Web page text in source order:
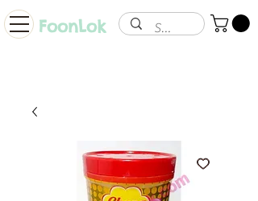
FoonLok